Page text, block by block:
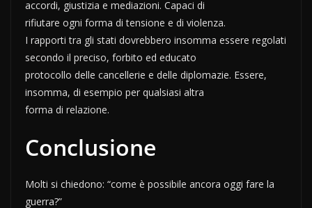
accordi, giustizia e mediazioni. Capaci di
rifiutare ogni forma di tensione e di violenza.
I rapporti tra gli stati dovrebbero insomma essere regolati
secondo il preciso, forbito ed educato
protocollo delle cancellerie e delle diplomazie. Essere,
insomma, di esempio per qualsiasi altra
forma di relazione.
Conclusione
Molti si chiedono: “come è possibile ancora oggi fare la
guerra?”